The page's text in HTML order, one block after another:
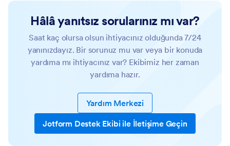
Hâlâ yanıtsız sorularınız mı var?
Saat kaç olursa olsun ihtiyacınız olduğunda 7/24
yanınızdayız. Bir sorunuz mu var veya bir konuda
yardıma mı ihtiyacınız var? Ekibimiz her zaman
yardıma hazır.
Yardım Merkezi
Jotform Destek Ekibi ile İletişime Geçin